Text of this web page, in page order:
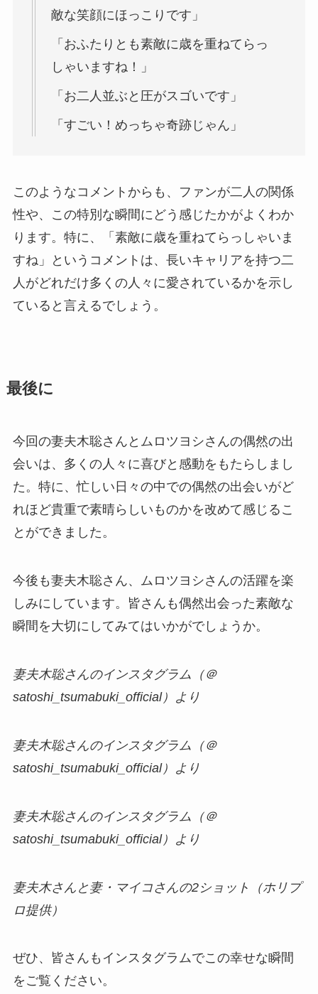
敵な笑顔にほっこりです」
「おふたりとも素敵に歳を重ねてらっ
しゃいますね！」
「お二人並ぶと圧がスゴいです」
「すごい！めっちゃ奇跡じゃん」
このようなコメントからも、ファンが二人の関係
性や、この特別な瞬間にどう感じたかがよくわか
ります。特に、「素敵に歳を重ねてらっしゃいま
すね」というコメントは、長いキャリアを持つ二
人がどれだけ多くの人々に愛されているかを示し
ていると言えるでしょう。
最後に
今回の妻夫木聡さんとムロツヨシさんの偶然の出
会いは、多くの人々に喜びと感動をもたらしまし
た。特に、忙しい日々の中での偶然の出会いがど
れほど貴重で素晴らしいものかを改めて感じるこ
とができました。
今後も妻夫木聡さん、ムロツヨシさんの活躍を楽
しみにしています。皆さんも偶然出会った素敵な
瞬間を大切にしてみてはいかがでしょうか。
妻夫木聡さんのインスタグラム（＠
satoshi_tsumabuki_official）より
妻夫木聡さんのインスタグラム（＠
satoshi_tsumabuki_official）より
妻夫木聡さんのインスタグラム（＠
satoshi_tsumabuki_official）より
妻夫木さんと妻・マイコさんの2ショット（ホリプ
ロ提供）
ぜひ、皆さんもインスタグラムでこの幸せな瞬間
をご覧ください。